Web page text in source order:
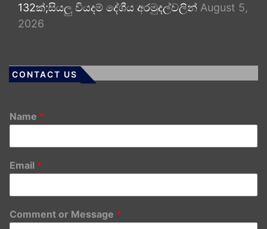
132ක්;සියලු වියදම් දේශීය අරමුදල්වලින් August 5,
2026
CONTACT US
Name *
Email *
Comment or Message *